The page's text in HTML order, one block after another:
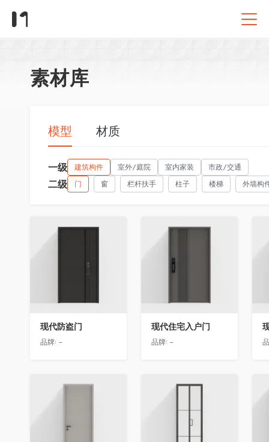
素材库
模型 材质
一级 建筑构件 室外/庭院 室内家装 市政/交通
二级 门 窗 栏杆扶手 柱子 楼梯 外墙构
收藏
现代防盗门
品牌: -
收藏
现代住宅入户门
品牌: -
收藏 收藏